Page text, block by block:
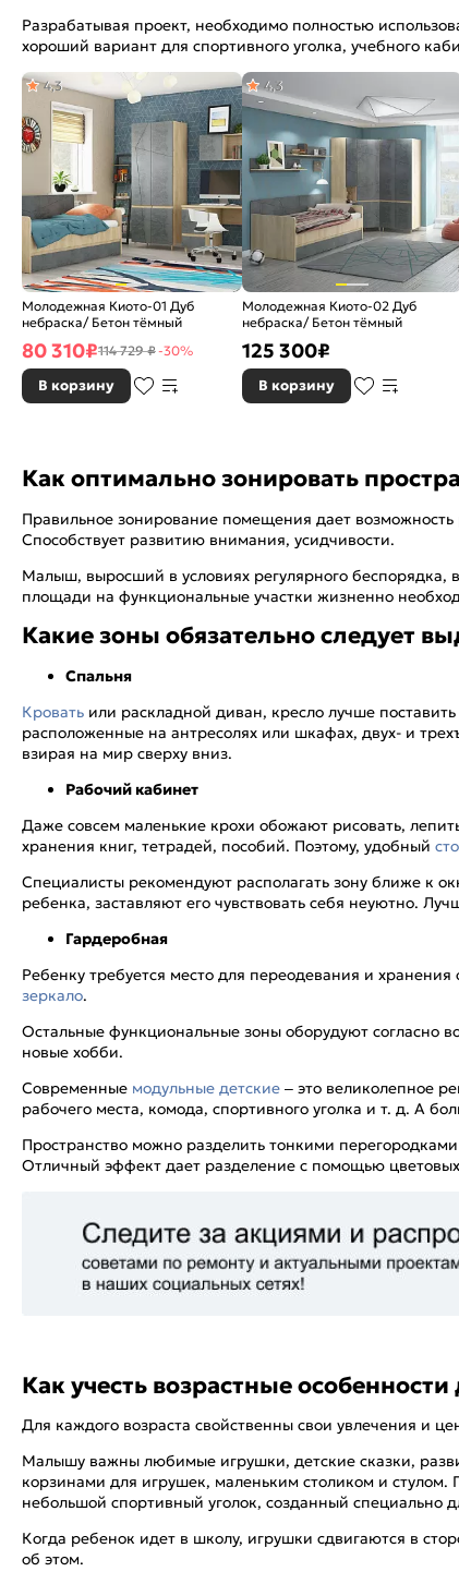
Разрабатывая проект, необходимо полностью
хороший вариант для спортивного уголка, учебного
Молодежная Киото-01 Дуб
небраска/ Бетон тёмный
4,3
80 310₽114 729 ₽-30%
В корзину
Молодежная Киото-02 Дуб
небраска/ Бетон тёмный
4,3
125 300₽
В корзину
Как оптимально зонировать
Правильное зонирование помещения дает
Способствует развитию внимания, усидчивости.
Малыш, выросший в условиях регулярного беспорядка,
площади на функциональные участки жизненно
Какие зоны обязательно следует
Спальня
Кровать или раскладной диван, кресло лучше
расположенные на антресолях или шкафах, двух- и
взирая на мир сверху вниз.
Рабочий кабинет
Даже совсем маленькие крохи обожают рисовать,
хранения книг, тетрадей, пособий. Поэтому, удобный
Специалисты рекомендуют располагать зону ближе к
ребенка, заставляют его чувствовать себя неуютно.
Гардеробная
Ребенку требуется место для переодевания и
зеркало.
Остальные функциональные зоны оборудуют согласно
новые хобби.
Современные модульные детские – это великолепное
рабочего места, комода, спортивного уголка и т. д. А
Пространство можно разделить тонкими
Отличный эффект дает разделение с помощью
Как учесть возрастные
Для каждого возраста свойственны свои увлечения и
Малышу важны любимые игрушки, детские сказки,
корзинами для игрушек, маленьким столиком и
небольшой спортивный уголок, созданный специально
Когда ребенок идет в школу, игрушки сдвигаются в
об этом.